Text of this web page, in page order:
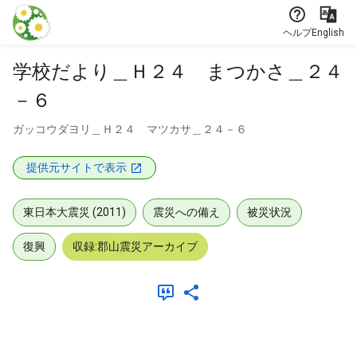
本文に飛ぶ
ヘルプEnglish
学校だより＿Ｈ２４ まつかさ＿２４
－６
ガッコウダヨリ＿Ｈ２４ マツカサ＿２４－６
提供元サイトで表示
東日本大震災 (2011) 震災への備え 被災状況
復興 収録:郡山震災アーカイブ